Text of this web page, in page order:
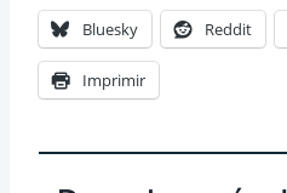
Bluesky Reddit
Imprimir